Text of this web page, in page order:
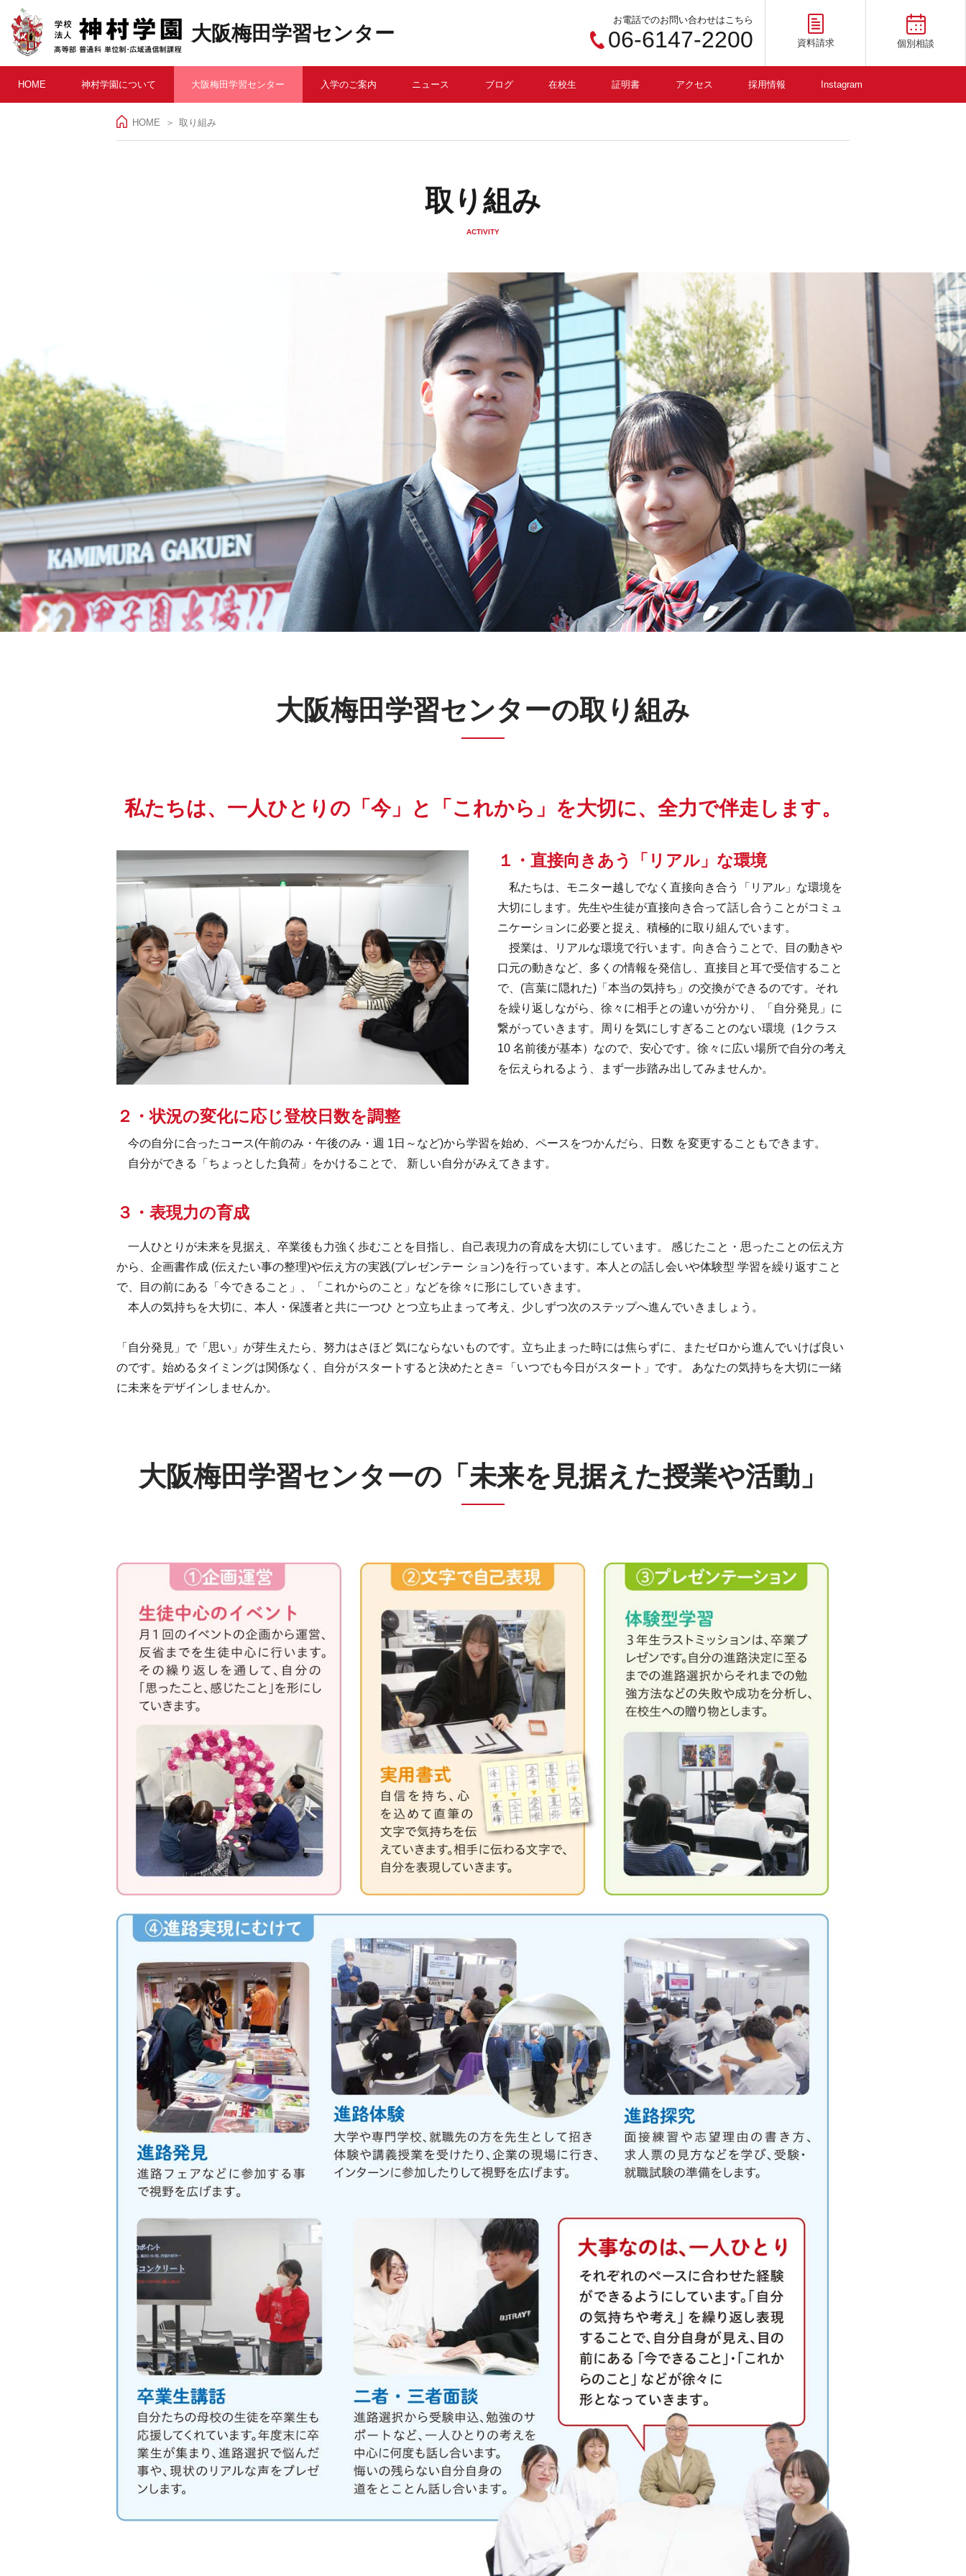
大阪梅田学習センター
お電話でのお問い合わせはこちら
06-6147-2200 資料請求 個別相談
HOME 神村学園について 大阪梅田学習センター 入学のご案内 ニュース ブログ 在校生 証明書 アクセス 採用情報 Instagram
HOME 取り組み
取り組み
ACTIVITY
大阪梅田学習センターの取り組み
私たちは、 一人ひとりの「今」と 「これから」を大切に、 全力で伴走します。
１・直接向きあう「リアル」な環境
私たちは、モニター越しでなく直接向き合う「リアル」な環境を
大切にします。先生や生徒が直接向き合って話し合うことがコミュ
ニケーションに必要と捉え、積極的に取り組んでいます。
授業は、リアルな環境で行います。向き合うことで、目の動きや
口元の動きなど、多くの情報を発信し、直接目と耳で受信すること
で、(言葉に隠れた)「本当の気持ち」の交換ができるのです。それ
を繰り返しながら、徐々に相手との違いが分かり、「自分発見」に
繋がっていきます。周りを気にしすぎることのない環境（1クラス
10 名前後が基本）なので、安心です。徐々に広い場所で自分の考え
を伝えられるよう、まず一歩踏み出してみませんか。
２・状況の変化に応じ登校日数を調整
今の自分に合ったコース(午前のみ・午後のみ・週 1日～など)から学習を始め、ペースをつかんだら、日数 を変更することもできます。
自分ができる「ちょっとした負荷」をかけることで、 新しい自分がみえてきます。
３・表現力の育成
一人ひとりが未来を見据え、卒業後も力強く歩むことを目指し、自己表現力の育成を大切にしています。 感じたこと・思ったことの伝え方
から、企画書作成 (伝えたい事の整理)や伝え方の実践(プレゼンテー ション)を行っています。本人との話し会いや体験型 学習を繰り返すこと
で、目の前にある「今できること」、「これからのこと」などを徐々に形にしていきます。
本人の気持ちを大切に、本人・保護者と共に一つひ とつ立ち止まって考え、少しずつ次のステップへ進んでいきましょう。
「自分発見」で「思い」が芽生えたら、努力はさほど 気にならないものです。立ち止まった時には焦らずに、またゼロから進んでいけば良い
のです。始めるタイミングは関係なく、自分がスタートすると決めたとき= 「いつでも今日がスタート」です。 あなたの気持ちを大切に一緒
に未来をデザインしませんか。
大阪梅田学習センターの 「未来を見据えた授業や活動」